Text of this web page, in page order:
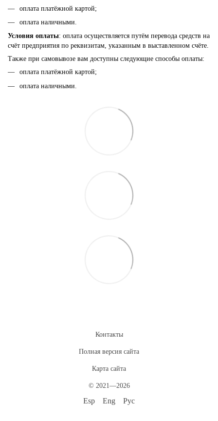
оплата платёжной картой;
оплата наличными.
Условия оплаты: оплата осуществляется путём перевода средств на
счёт предприятия по реквизитам, указанным в выставленном счёте.
Также при самовывозе вам доступны следующие способы оплаты:
оплата платёжной картой;
оплата наличными.
Контакты
Полная версия сайта
Карта сайта
© 2021—2026
Esp Eng Рус